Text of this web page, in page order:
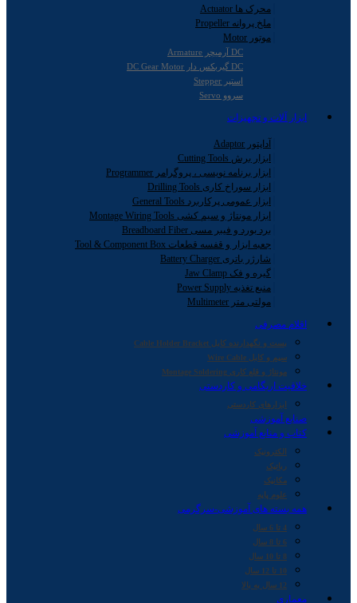
محرک ها Actuator
ملخ پروانه Propeller
موتور Motor
DC آرمیچر Armature
DC گیربکس دار DC Gear Motor
استپر Stepper
سروو Servo
ابزار آلات و تجهیزات
آداپتور Adaptor
ابزار برش Cutting Tools
ابزار برنامه نویسی ، پروگرامر Programmer
ابزار سوراخ کاری Drilling Tools
ابزار عمومی پرکاربرد General Tools
ابزار مونتاژ و سیم کشی Montage Wiring Tools
برد بورد و فیبر مسی Breadboard Fiber
جعبه ابزار و قفسه قطعات Tool & Component Box
شارژر باتری Battery Charger
گیره و فک Jaw Clamp
منبع تغذیه Power Supply
مولتی متر Multimeter
اقلام مصرفی
بست و نگهدارنده کابل Cable Holder Bracket
سیم و کابل Wire Cable
مونتاژ و قلع کاری Montage Soldering
خلاقیت اریگامی و کاردستی
ابزارهای کاردستی
صنایع آموزشی
کتاب و منابع آموزشی
الکترونیک
رباتیک
مکانیک
علوم پایه
همه بسته های آموزشی-سرگرمی
4 تا 6 سال
6 تا 8 سال
8 تا 10 سال
10 تا 12 سال
12 سال به بالا
معماری